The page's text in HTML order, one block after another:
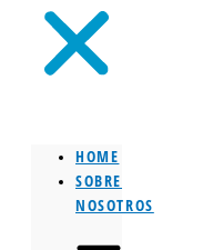
HOME
SOBRE
NOSOTROS